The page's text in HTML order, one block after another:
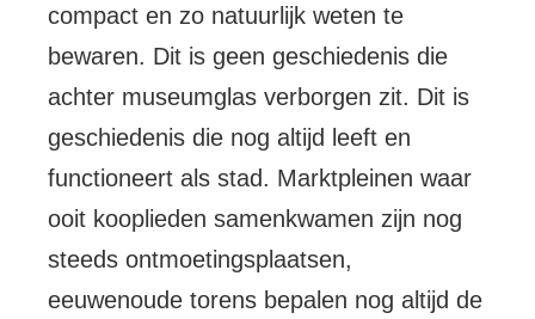
compact en zo natuurlijk weten te
bewaren. Dit is geen geschiedenis die
achter museumglas verborgen zit. Dit is
geschiedenis die nog altijd leeft en
functioneert als stad. Marktpleinen waar
ooit kooplieden samenkwamen zijn nog
steeds ontmoetingsplaatsen,
eeuwenoude torens bepalen nog altijd de